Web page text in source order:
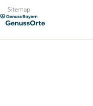
Zum
Inhalt
Sitemap